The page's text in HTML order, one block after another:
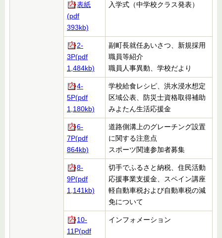
表紙
(pdf
393kb)
入学式（中学校クラス発表）
2-
3P(pdf
1,484kb)
副町長就任あいさつ、新規採用
職員等紹介
職員人事異動、学校だより
4-
5P(pdf
1,180kb)
学校給食レシピ、洪水浸水想定
区域公表、防災士資格取得補助
みよたん生活応援金
6-
7P(pdf
864kb)
道路側溝上のグレーチング設置
に関する注意点
スポーツ関連参加者募集
8-
9P(pdf
1,141kb)
切手でふるさと納税、住民活動
応援事業支援金、スペイン講座
軽自動車税および自動車税の減
免について
10-
11P(pdf
インフォメーション